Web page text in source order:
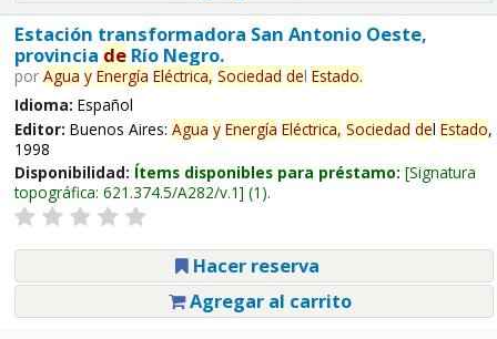
Estación transformadora San Antonio Oeste,
provincia deRío Negro.
por Agua y Energía Eléctrica, Sociedad del Estado.
Idioma: Español
Editor: Buenos Aires: Agua y Energía Eléctrica, Sociedad del Estado,
1998
Disponibilidad: Ítems disponibles para préstamo: Signatura
topográfica: 621.374.5/A282/v.1 (1).
Hacer reserva
Agregar al carrito